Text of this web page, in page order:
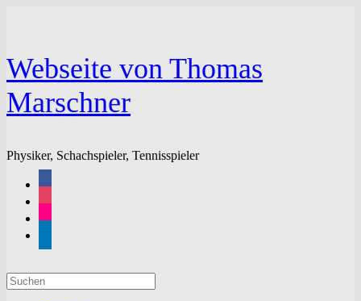
Webseite von Thomas
Marschner
Physiker, Schachspieler, Tennisspieler
Suchen
nach: